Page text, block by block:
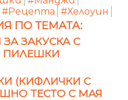
#Рецепта #Хелоуин
ПО ТЕМАТА:
ЗАКУСКА С
ПИЛЕШКИ
(КИФЛИЧКИ С
ТЕСТО С МАЯ